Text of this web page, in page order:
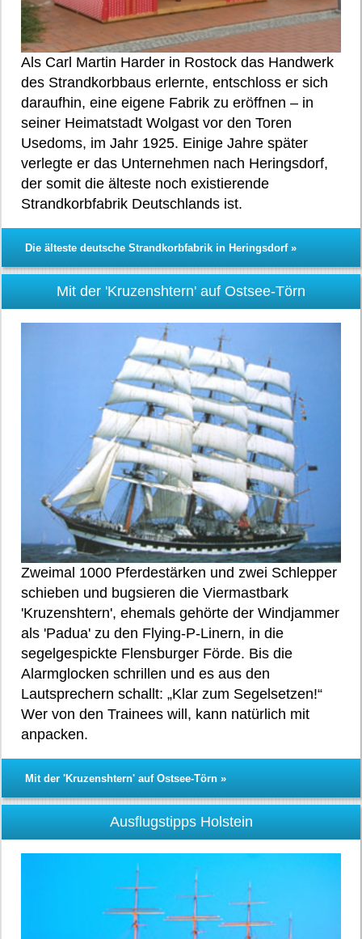
Als Carl Martin Harder in Rostock das Handwerk
des Strandkorbbaus erlernte, entschloss er sich
daraufhin, eine eigene Fabrik zu eröffnen – in
seiner Heimatstadt Wolgast vor den Toren
Usedoms, im Jahr 1925. Einige Jahre später
verlegte er das Unternehmen nach Heringsdorf,
der somit die älteste noch existierende
Strandkorbfabrik Deutschlands ist.
Die älteste deutsche Strandkorbfabrik in Heringsdorf »
Mit der 'Kruzenshtern' auf Ostsee-Törn
Zweimal 1000 Pferdestärken und zwei Schlepper
schieben und bugsieren die Viermastbark
'Kruzenshtern', ehemals gehörte der Windjammer
als 'Padua' zu den Flying-P-Linern, in die
segelgespickte Flensburger Förde. Bis die
Alarmglocken schrillen und es aus den
Lautsprechern schallt: „Klar zum Segelsetzen!“
Wer von den Trainees will, kann natürlich mit
anpacken.
Mit der 'Kruzenshtern' auf Ostsee-Törn »
Ausflugstipps Holstein